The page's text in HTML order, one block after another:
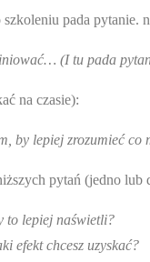
pada pytanie.
(I tu pada
na czasie):
by lepiej zrozumieć co
pytań (jedno lub
to lepiej naświetli?
efekt chcesz uzyskać?